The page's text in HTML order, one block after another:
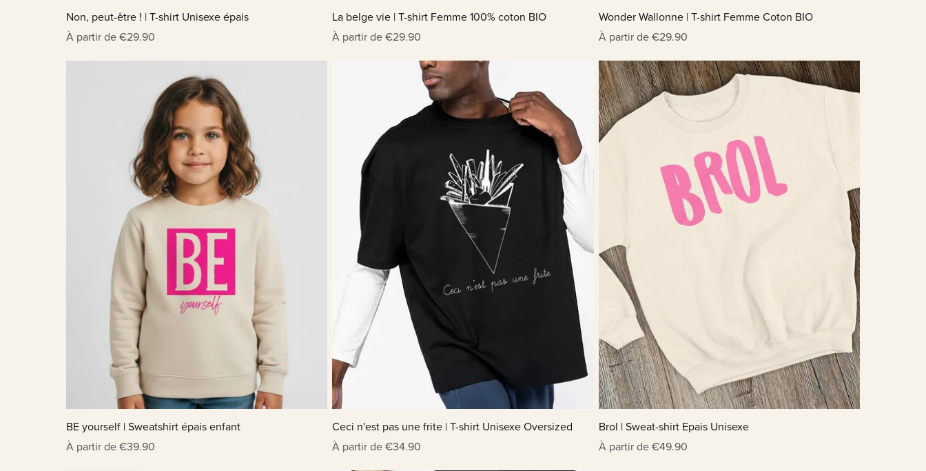
Non, peut-être ! | T-shirt Unisexe épais
À partir de €29.90
La belge vie | T-shirt Femme 100% coton BIO
À partir de €29.90
Wonder Wallonne | T-shirt Femme Coton BIO
À partir de €29.90
BE yourself | Sweatshirt épais enfant
À partir de €39.90
Ceci n'est pas une frite | T-shirt Unisexe Oversized
À partir de €34.90
Brol | Sweat-shirt Epais Unisexe
À partir de €49.90